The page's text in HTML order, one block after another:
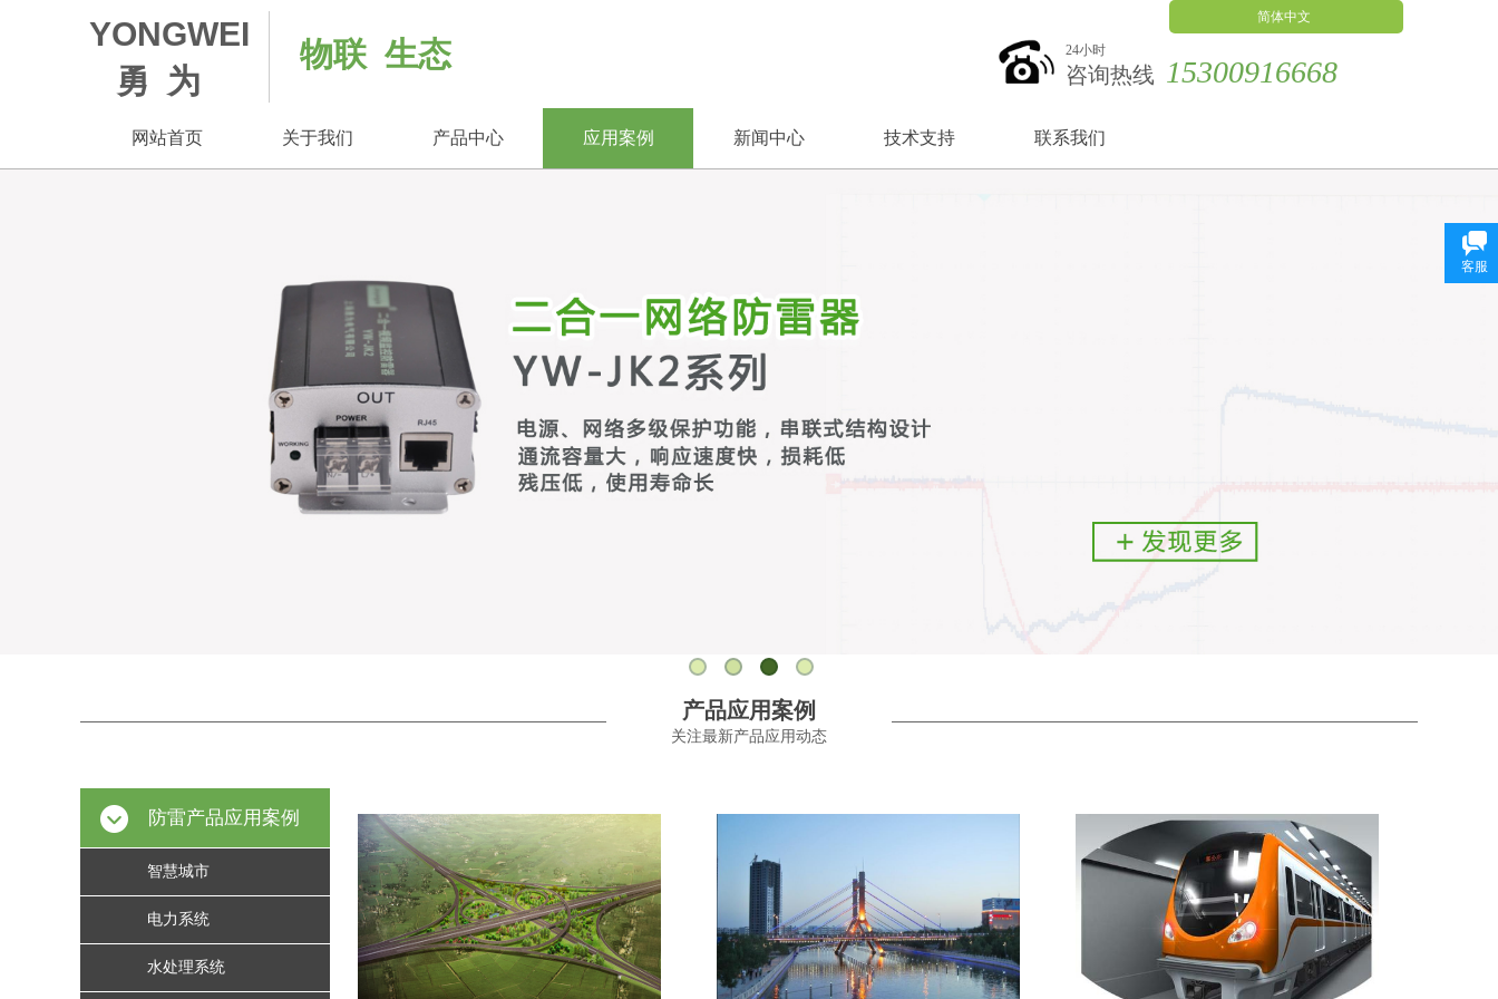
简体中文
YONGWEI
勇 为
​ 物联 生态 24小时
咨询热线 15300916668
网站首页 关于我们 产品中心 应用案例 新闻中心 技术支持 联系我们
产品应用案例
关注最新产品应用动态
防雷产品应用案例
智慧城市
电力系统
水处理系统
客服